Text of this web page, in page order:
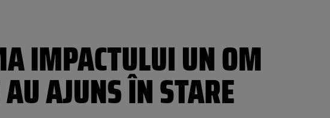
IMPACTULUI UN OM
AJUNS ÎN STARE